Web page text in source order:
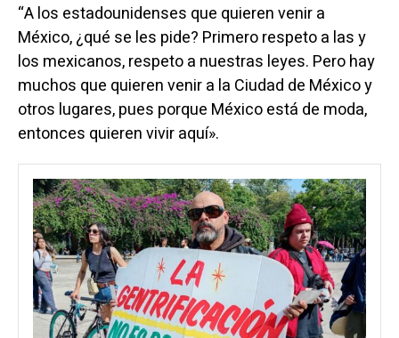
“A los estadounidenses que quieren venir a
México, ¿qué se les pide? Primero respeto a las y
los mexicanos, respeto a nuestras leyes. Pero hay
muchos que quieren venir a la Ciudad de México y
otros lugares, pues porque México está de moda,
entonces quieren vivir aquí».